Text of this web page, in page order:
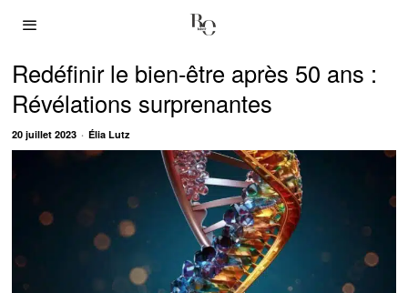
Redéfinir le bien-être après 50 ans :
Révélations surprenantes
20 juillet 2023 Élia Lutz